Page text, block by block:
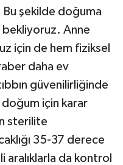
şekilde doğuma
bekliyoruz. Anne
için de hem fiziksel
daha ev
güvenilirliğinde
için karar
sterilite
35-37 derece
aralıklarla da kontrol